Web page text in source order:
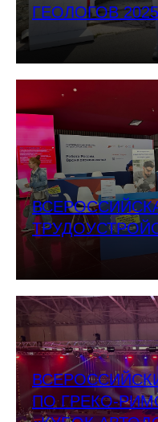
ГЕОЛОГОВ 2025
ПО ГРЕКО-